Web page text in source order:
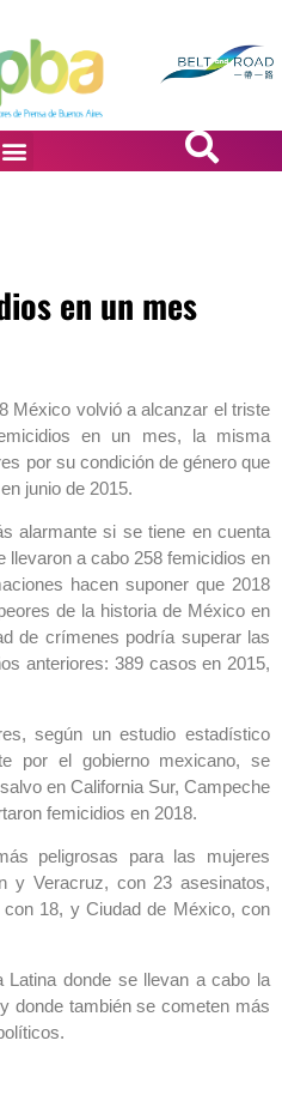
en un mes
México volvió a alcanzar el triste
en un mes, la misma
por su condición de género que
junio de 2015.
alarmante si se tiene en cuenta
llevaron a cabo 258 femicidios en
hacen suponer que 2018
de la historia de México en
de crímenes podría superar las
anteriores: 389 casos en 2015,
según un estudio estadístico
por el gobierno mexicano, se
en California Sur, Campeche
femicidios en 2018.
peligrosas para las mujeres
y Veracruz, con 23 asesinatos,
18, y Ciudad de México, con
donde se llevan a cabo la
donde también se cometen más